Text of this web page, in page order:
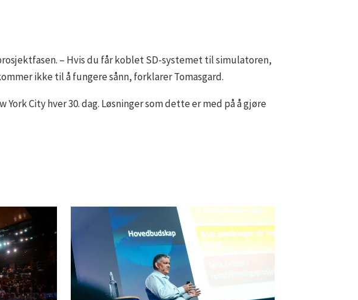
– Hvis du får koblet SD-systemet til simulatoren,
ikke til å fungere sånn, forklarer Tomasgard.
City hver 30. dag. Løsninger som dette er med på å gjøre